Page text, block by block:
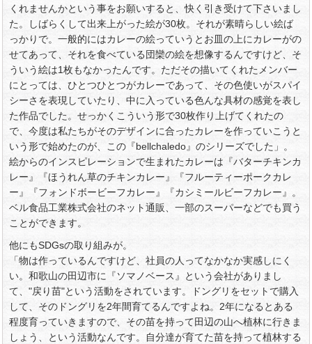
くれませんかという事をお願いすると、快く引き受けて下さいまし
た。しばらくして出来上がった絵が30枚。それが素晴らしい絵ば
っかりで。一般的にはカレーの絵っていうとお皿の上にカレーがの
せてあって、それを食べている団欒の絵を想像するんですけど、そ
ういう絵は1枚もなかったんです。ただその描いてくれたメンバー
にとっては、ひとつひとつがカレーであって、その色使いがスパイ
シーさを表現していたり、中に入っている色んな具材の感覚を表し
た作品でした。せっかくこういう形で30枚作り上げてくれたの
で、今度は私たちがそのデザインに合ったカレーを作っていこうと
いう形で始めたのが、この『bellchaledo』のシリーズでした」。
絵からのインスピレーションで生まれたカレーは『バターチキンカ
レー』『ほうれん草のチキンカレー』『フルーティーポークカレ
ー』『フォンドボービーフカレー』『カシミールビーフカレー』。
ベル食品工業株式会社のネット通販、一部のスーパーなどでも買う
ことができます。
他にもSDGsの取り組みが。
「物は作っているんですけど、社員の人ってなかなか実感しにく
い。和歌山の田辺市に『ソマノベース』という会社がありまし
て、"戻り苗"という活動をされています。ドングリをセットで購入
して、そのドングリを2年間育てるんですよね。2年になるとある
程度育っていきますので、その苗を持って田辺の山へ植林に行きま
しょう、という活動なんです。自分達が育てた苗を持って植林する